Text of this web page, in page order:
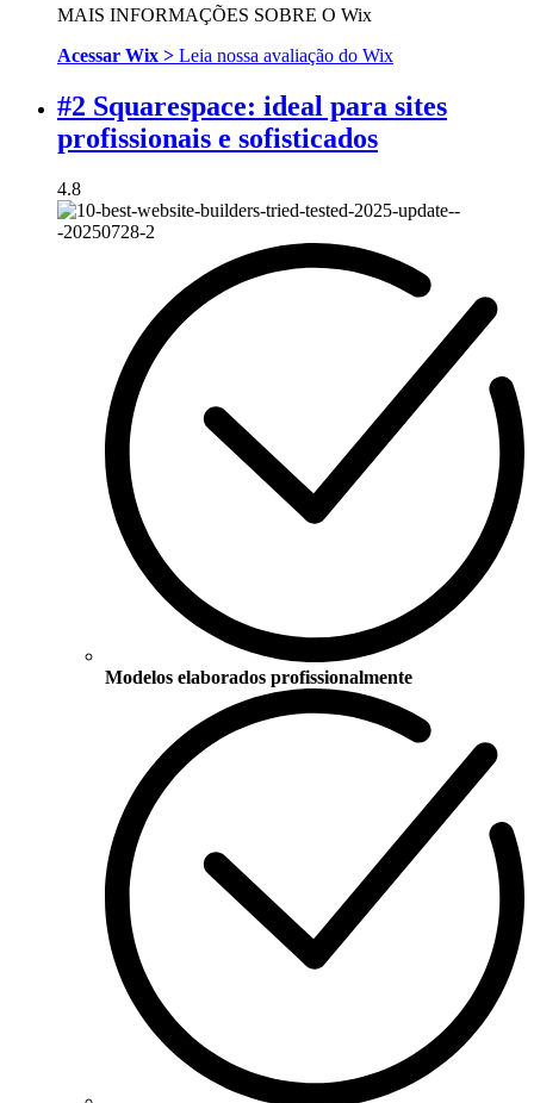
MAIS INFORMAÇÕES SOBRE O Wix
Acessar Wix > Leia nossa avaliação do Wix
#2 Squarespace: ideal para sites
profissionais e sofisticados
4.8
Modelos elaborados profissionalmente